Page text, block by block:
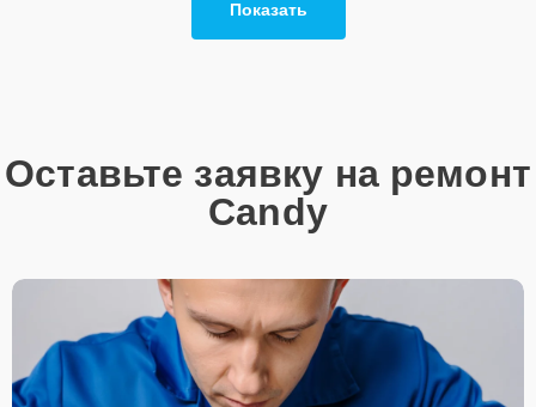
высококачественные запчасти, будь это 100% оригинал, или
надежные аналоги проверенных и зарекомендовавших себя
Позвонить по телефону горячей линии или
запросить обратный звонок через Форму заявки
Привезти устройство в ближайший центр или
передать аппарат курьеру службы доставки,
дождаться результатов диагностики и принять
решение.
Дождаться оповещения о готовности и забрать
Показать
Оставьте заявку на ремонт
Candy